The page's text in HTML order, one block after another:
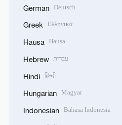
German Deutsch
Greek Ελληνικά
Hausa Hausa
Hebrew עברית
Hindi हिन्दी
Hungarian Magyar
Indonesian Bahasa Indonesia